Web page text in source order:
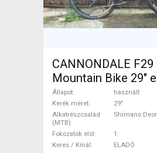
CANNONDALE F29
Mountain Bike 29"
teleszkópos
XT használt ELADÓ
Állapot
használt
Kerék méret
29"
Alkatrészcsalád
(MTB)
Shimano
Fokozatok elöl
1
Keres / Kínál
ELADÓ